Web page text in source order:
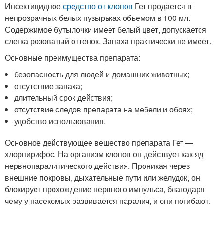
Инсектицидноесредство от клопов Гет продается в
непрозрачных белых пузырьках объемом в 100 мл.
Содержимое бутылочки имеет белый цвет, допускается
слегка розоватый оттенок. Запаха практически не имеет.
Основные преимущества препарата:
безопасность для людей и домашних животных;
отсутствие запаха;
длительный срок действия;
отсутствие следов препарата на мебели и обоях;
удобство использования.
Основное действующее вещество препарата Гет —
хлорпирифос. На организм клопов он действует как яд
нервнопаралитического действия. Проникая через
внешние покровы, дыхательные пути или желудок, он
блокирует прохождение нервного импульса, благодаря
чему у насекомых развивается паралич, и они погибают.